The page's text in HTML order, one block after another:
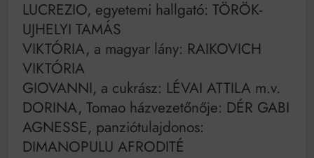
LUCREZIO, egyetemi hallgató: TÖRÖK-
UJHELYI TAMÁS
VIKTÓRIA, a magyar lány: RAIKOVICH
VIKTÓRIA
GIOVANNI, a cukrász: LÉVAI ATTILA m.v.
DORINA, Tomao házvezetőnője: DÉR GABI
AGNESSE, panziótulajdonos:
DIMANOPULU AFRODITÉ